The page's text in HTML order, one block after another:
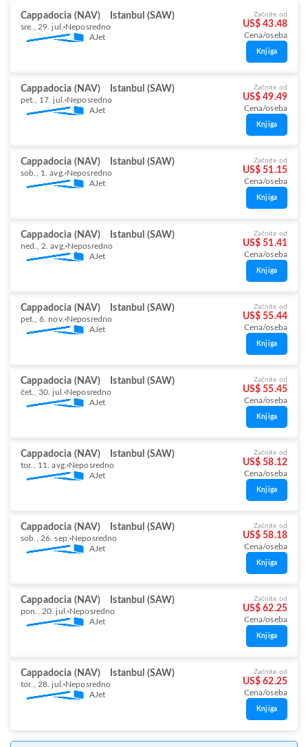
Cappadocia (NAV) Istanbul (SAW)
sre., 29. jul.
Neposredno
AJet
Začnite od
US$ 43.48
Cena/oseba
Knjiga
Cappadocia (NAV) Istanbul (SAW)
pet., 17. jul.
Neposredno
AJet
Začnite od
US$ 49.49
Cena/oseba
Knjiga
Cappadocia (NAV) Istanbul (SAW)
sob., 1. avg. Neposredno
AJet
Začnite od
US$ 51.15
Cena/oseba
Knjiga
Cappadocia (NAV) Istanbul (SAW)
ned., 2. avg. Neposredno
AJet
Začnite od
US$ 51.41
Cena/oseba
Knjiga
Cappadocia (NAV) Istanbul (SAW)
pet., 6. nov. Neposredno
AJet
Začnite od
US$ 55.44
Cena/oseba
Knjiga
Cappadocia (NAV) Istanbul (SAW)
čet., 30. jul.
Neposredno
AJet
Začnite od
US$ 55.45
Cena/oseba
Knjiga
Cappadocia (NAV) Istanbul (SAW)
tor., 11. avg. Neposredno
AJet
Začnite od
US$ 58.12
Cena/oseba
Knjiga
Cappadocia (NAV) Istanbul (SAW)
sob., 26. sep. Neposredno
AJet
Začnite od
US$ 58.18
Cena/oseba
Knjiga
Cappadocia (NAV) Istanbul (SAW)
pon., 20. jul.
Neposredno
AJet
Začnite od
US$ 62.25
Cena/oseba
Knjiga
Cappadocia (NAV) Istanbul (SAW)
tor., 28. jul.
Neposredno
AJet
Začnite od
US$ 62.25
Cena/oseba
Knjiga